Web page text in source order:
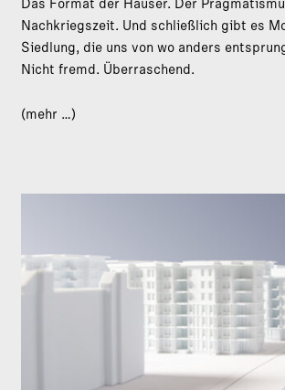
Das Format der Häuser. Der
Nachkriegszeit. Und schließlich gibt es
Siedlung, die uns von wo anders
Nicht fremd. Überraschend.
(mehr …)